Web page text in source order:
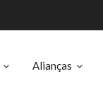
Alianças